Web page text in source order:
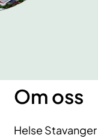
Om oss
Helse